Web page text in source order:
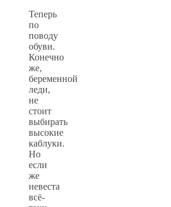
Теперь
по
поводу
обуви.
Конечно
же,
беременной
леди,
не
стоит
выбирать
высокие
каблуки.
Но
если
же
невеста
всё-